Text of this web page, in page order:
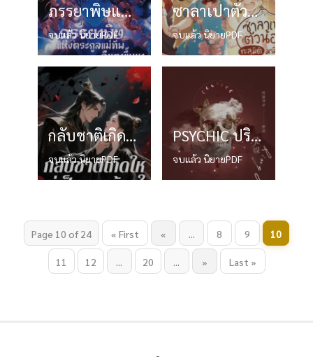
ภรรยาพิษแห่งตระกูลแม่ทัพลืมตาขึ้นมา ชายผู้งดเว้นราคะถูกหย่า
จบแล้ว นิยายPDF
ซาลาเปาตัวน้อย ทะลุมิติมามีระบบทำฟาร์มยุค 70 จนร่ำรวย
จบแล้ว นิยายPDF
กลับชาติเกิดใหม่เป็นนางร้ายใจพิษ
จบแล้ว นิยายPDF
PSYCHIC ปริศนาลับสัมผัสวิญญาณ
จบแล้ว นิยายPDF
Page 10 of 24 « First « ... 8 9 10
11 12 ... 20 ... » Last »